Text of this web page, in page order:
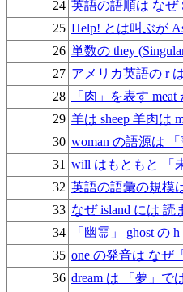
24 英語の語順は なぜ
25 Help! とは叫ぶが
26 単数の they
27 アメリカ英語の r
28
「肉」を表す
29 羊は sheep 羊肉は
30 woman の語源は
31 will はもともと 「
32 英語の語彙の規模
33 なぜ island には 読
34
「幽霊」 ghost の
35 one の発音は なぜ
36 dream は 「夢」で